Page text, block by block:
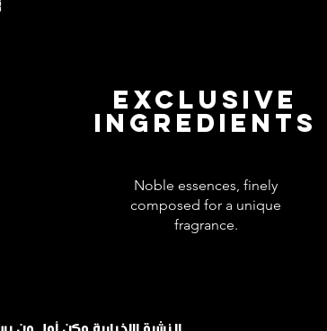
EXCLUSIVE
INGREDIENTS
Noble essences, finely
composed for a unique
fragrance.